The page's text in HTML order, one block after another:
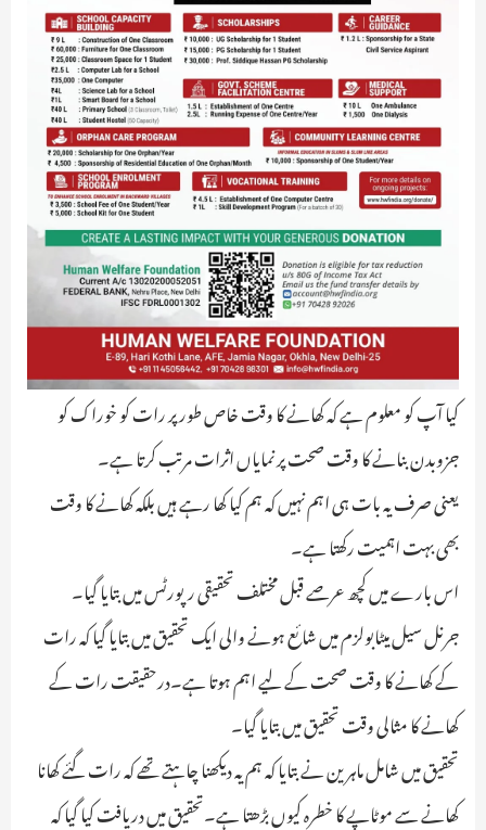
کیا آپ کو معلوم ہے کہ کھانے کا وقت خاص طور پر رات کو خوراک کو
جزوبدن بنانے کا وقت صحت پر نمایاں اثرات مرتب کرتا ہے۔
یعنی صرف یہ بات ہی اہم نہیں کہ ہم کیا کھا رہے ہیں بلکہ کھانے کا وقت
بھی بہت اہمیت رکھتا ہے۔
اس بارے میں کچھ عرصے قبل مختلف تحقیقی رپورٹس میں بتایا گیا۔
جرنل سیل میٹابولزم میں شائع ہونے والی ایک تحقیق میں بتایا گیا کہ رات
کے کھانے کا وقت صحت کے لیے اہم ہوتا ہے۔درحقیقت رات کے
کھانے کا مثالی وقت تحقیق میں بتایا گیا۔
تحقیق میں شامل ماہرین نے بتایا کہ ہم یہ دیکھنا چاہتے تھے کہ رات گئے کھانا
کھانے سے موٹاپے کا خطرہ کیوں بڑھتا ہے۔تحقیق میں دریافت کیا گیا کہ